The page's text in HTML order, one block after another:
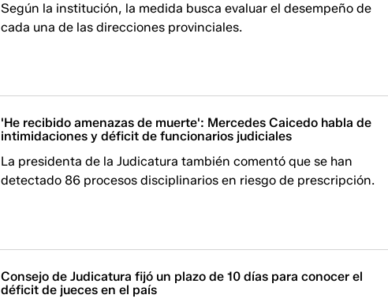
Según la institución, la medida busca evaluar el desempeño de
cada una de las direcciones provinciales.
'He recibido amenazas de muerte': Mercedes Caicedo habla de
intimidaciones y déficit de funcionarios judiciales
La presidenta de la Judicatura también comentó que se han
detectado 86 procesos disciplinarios en riesgo de prescripción.
Consejo de Judicatura fijó un plazo de 10 días para conocer el
déficit de jueces en el país